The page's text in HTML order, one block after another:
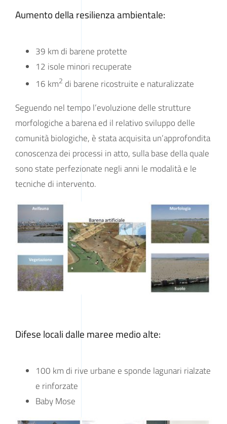
Aumento della resilienza ambientale:
39 km di barene protette
12 isole minori recuperate
16 km2 di barene ricostruite e naturalizzate
Seguendo nel tempo l’evoluzione delle strutture
morfologiche a barena ed il relativo sviluppo delle
comunità biologiche, è stata acquisita un’approfondita
conoscenza dei processi in atto, sulla base della quale
sono state perfezionate negli anni le modalità e le
tecniche di intervento.
Difese locali dalle maree medio alte:
100 km di rive urbane e sponde lagunari rialzate
e rinforzate
Baby Mose